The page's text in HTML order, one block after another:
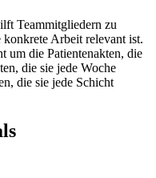
Teammitgliedern zu
Arbeit relevant ist.
um die Patientenakten, die
die sie jede Woche
die sie jede Schicht